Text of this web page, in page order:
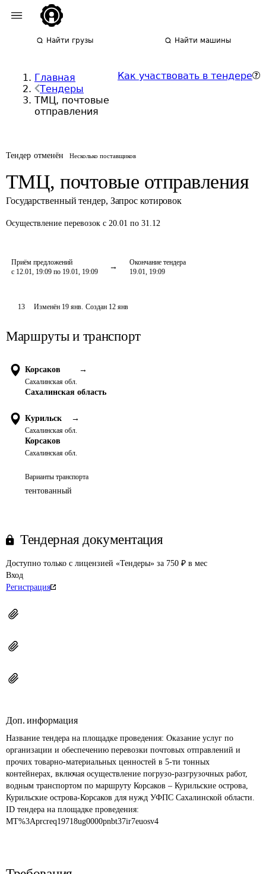
Найти грузы Найти машины
Главная
Тендеры
ТМЦ, почтовые
отправления
Как участвовать в тендере
Тендер отменён Несколько поставщиков
ТМЦ, почтовые отправления
Государственный тендер, Запрос котировок
Осуществление перевозок с 20.01 по 31.12
Приём предложений
с 12.01, 19:09 по 19.01, 19:09
Окончание тендера
19.01, 19:09
13 Изменён 19 янв. Создан 12 янв
Маршруты и транспорт
Корсаков →
Сахалинская обл.
Сахалинская область
Курильск →
Сахалинская обл.
Корсаков
Сахалинская обл.
Варианты транспорта
тентованный
Тендерная документация
Доступно только с лицензией «Тендеры» за 750 ₽ в мес
Вход
Регистрация
Доп. информация
Название тендера на площадке проведения: Оказание услуг по
организации и обеспечению перевозки почтовых отправлений и
прочих товарно-материальных ценностей в 5-ти тонных
контейнерах, включая осуществление погрузо-разгрузочных работ,
водным транспортом по маршруту Корсаков – Курильские острова,
Курильские острова-Корсаков для нужд УФПС Сахалинской области.
ID тендера на площадке проведения:
MT%3Aprcreq19718ug0000pnbt37ir7euosv4